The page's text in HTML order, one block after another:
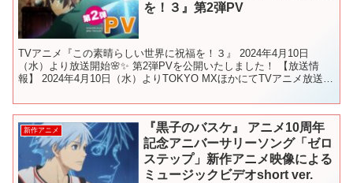
を！３』第2弾PV
TVアニメ『この素晴らしい世界に祝福を！３』 2024年4月10日
（水）より放送開始🌸✨ 第2弾PVを公開いたしました！ 【放送情
報】 2024年4月10日（水）よりTOKYO MXほかにてTVアニメ放送開
新作アニメ
『黒子のバスケ』 アニメ10周年
記念アニバーサリーソング「ゼロ
ステップ」新作アニメ映像による
ミュージックビデオshort ver.